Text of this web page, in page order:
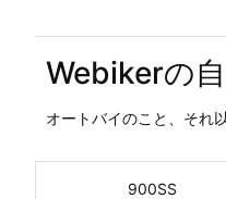
Webikerの
オートバイのこと、それ
900SS